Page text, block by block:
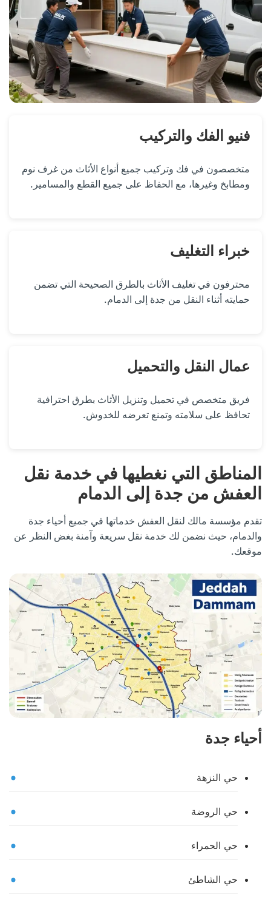
فنيو الفك والتركيب
متخصصون في فك وتركيب جميع أنواع الأثاث من غرف نوم
ومطابخ وغيرها، مع الحفاظ على جميع القطع والمسامير.
خبراء التغليف
محترفون في تغليف الأثاث بالطرق الصحيحة التي تضمن
حمايته أثناء النقل من جدة إلى الدمام.
عمال النقل والتحميل
فريق متخصص في تحميل وتنزيل الأثاث بطرق احترافية
تحافظ على سلامته وتمنع تعرضه للخدوش.
المناطق التي نغطيها في خدمة نقل
العفش من جدة إلى الدمام
تقدم مؤسسة مالك لنقل العفش خدماتها في جميع أحياء جدة
والدمام، حيث نضمن لك خدمة نقل سريعة وآمنة بغض النظر عن
موقعك.
أحياء جدة
حي النزهة
حي الروضة
حي الحمراء
حي الشاطئ